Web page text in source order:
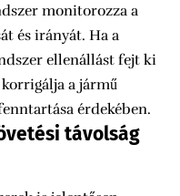
monitorozza a
és irányát. Ha a
ellenállást fejt ki
a jármű
érdekében.
távolság